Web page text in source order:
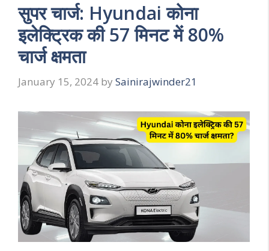
सुपर चार्ज: Hyundai कोना
इलेक्ट्रिक की 57 मिनट में 80%
चार्ज क्षमता
January 15, 2024 by Sainirajwinder21